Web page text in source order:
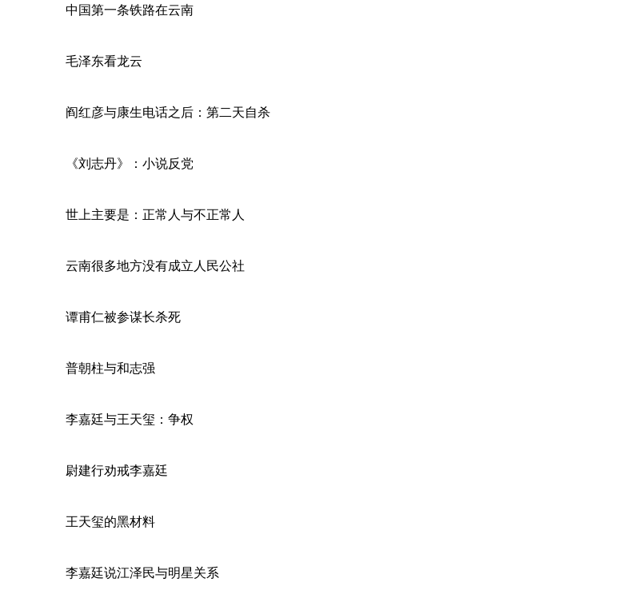
中国第一条铁路在云南
毛泽东看龙云
阎红彦与康生电话之后：第二天自杀
《刘志丹》：小说反党
世上主要是：正常人与不正常人
云南很多地方没有成立人民公社
谭甫仁被参谋长杀死
普朝柱与和志强
李嘉廷与王天玺：争权
尉建行劝戒李嘉廷
王天玺的黑材料
李嘉廷说江泽民与明星关系